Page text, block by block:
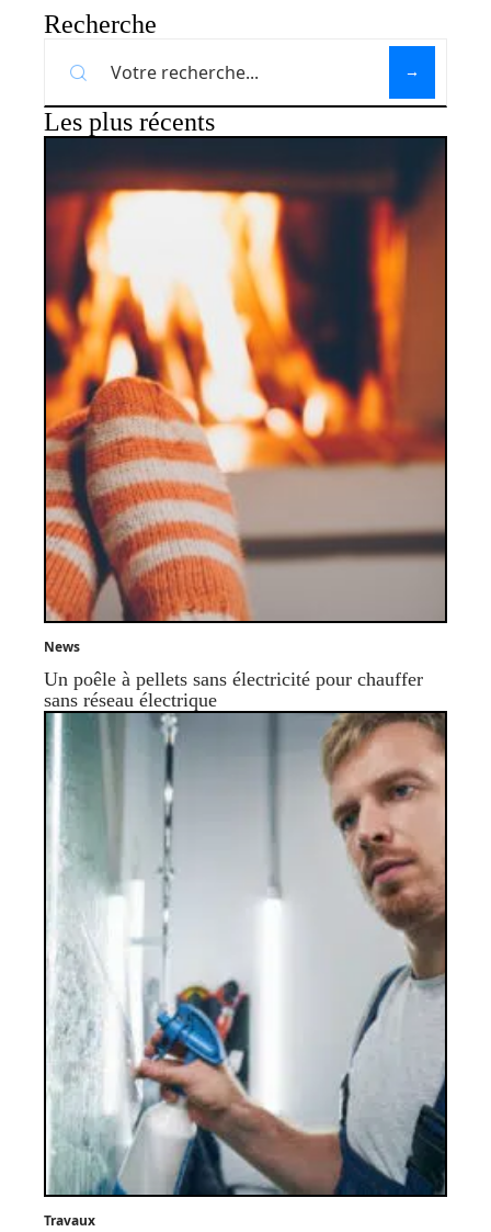
Recherche
Les plus récents
News
Un poêle à pellets sans électricité pour chauffer
sans réseau électrique
Travaux